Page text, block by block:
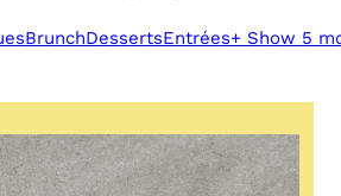
BrunchDessertsEntrées+ Show 5